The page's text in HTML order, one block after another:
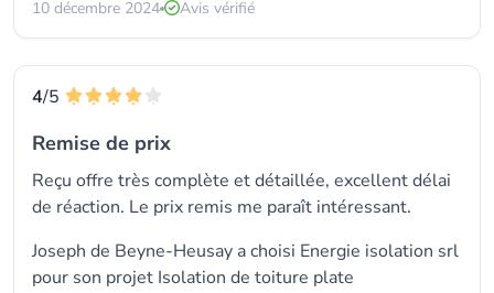
10 décembre 2024 Avis vérifié
4/5
Remise de prix
Reçu offre très complète et détaillée, excellent délai
de réaction. Le prix remis me paraît intéressant.
Joseph de Beyne-Heusay a choisi Energie isolation srl
pour son projet Isolation de toiture plate